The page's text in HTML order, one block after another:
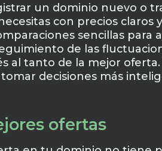
un dominio nuevo o
con precios claros
sencillas para
de las
al tanto de la mejor
decisiones más
ofertas